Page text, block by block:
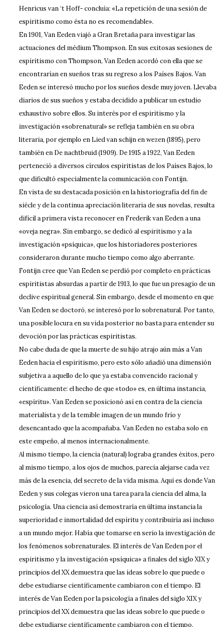
Henricus van ‘t Hoff- concluía: «La repetición de una sesión de
espiritismo como ésta no es recomendable».
En 1901, Van Eeden viajó a Gran Bretaña para investigar las
actuaciones del médium Thompson. En sus exitosas sesiones de
espiritismo con Thompson, Van Eeden acordó con ella que se
encontrarían en sueños tras su regreso a los Países Bajos. Van
Eeden se interesó mucho por los sueños desde muy joven. Llevaba
diarios de sus sueños y estaba decidido a publicar un estudio
exhaustivo sobre ellos. Su interés por el espiritismo y la
investigación «sobrenatural» se refleja también en su obra
literaria, por ejemplo en Lied van schijn en wezen (1895), pero
también en De nachtbruid (1909). De 1915 a 1922, Van Eeden
perteneció a diversos círculos espiritistas de los Países Bajos, lo
que dificultó especialmente la comunicación con Fontijn.
En vista de su destacada posición en la historiografía del fin de
siècle y de la continua apreciación literaria de sus novelas, resulta
difícil a primera vista reconocer en Frederik van Eeden a una
«oveja negra». Sin embargo, se dedicó al espiritismo y a la
investigación «psíquica», que los historiadores posteriores
consideraron durante mucho tiempo como algo aberrante.
Fontijn cree que Van Eeden se perdió por completo en prácticas
espiritistas absurdas a partir de 1913, lo que fue un presagio de un
declive espiritual general. Sin embargo, desde el momento en que
Van Eeden se doctoró, se interesó por lo sobrenatural. Por tanto,
una posible locura en su vida posterior no basta para entender su
devoción por las prácticas espiritistas.
No cabe duda de que la muerte de su hijo atrajo aún más a Van
Eeden hacia el espiritismo, pero esto sólo añadió una dimensión
subjetiva a aquello de lo que ya estaba convencido racional y
científicamente: el hecho de que «todo» es, en última instancia,
«espíritu». Van Eeden se posicionó así en contra de la ciencia
materialista y de la temible imagen de un mundo frío y
desencantado que la acompañaba. Van Eeden no estaba solo en
este empeño, al menos internacionalmente.
Al mismo tiempo, la ciencia (natural) lograba grandes éxitos, pero
al mismo tiempo, a los ojos de muchos, parecía alejarse cada vez
más de la esencia, del secreto de la vida misma. Aquí es donde Van
Eeden y sus colegas vieron una tarea para la ciencia del alma, la
psicología. Una ciencia así demostraría en última instancia la
superioridad e inmortalidad del espíritu y contribuiría así incluso
a un mundo mejor. Había que tomarse en serio la investigación de
los fenómenos sobrenaturales. El interés de Van Eeden por el
espiritismo y la investigación «psíquica» a finales del siglo XIX y
principios del XX demuestra que las ideas sobre lo que puede o
debe estudiarse científicamente cambiaron con el tiempo. El
interés de Van Eeden por la psicología a finales del siglo XIX y
principios del XX demuestra que las ideas sobre lo que puede o
debe estudiarse científicamente cambiaron con el tiempo.